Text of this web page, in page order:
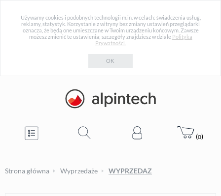
Używamy cookies i podobnych technologii m.in. w celach: świadczenia usług,
reklamy, statystyk. Korzystanie z witryny bez zmiany ustawień przeglądarki
oznacza, że będą one umieszczane w Twoim urządzeniu końcowym. Zawsze
możesz zmienić te ustawienia; szczegóły znajdziesz w dziale Polityka
Prywatności.
OK
(0)
Strona główna Wyprzedaże WYPRZEDAZ